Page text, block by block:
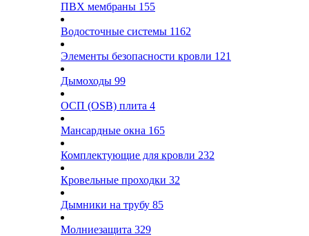
ПВХ мембраны 155
Водосточные системы 1162
Элементы безопасности кровли 121
Дымоходы 99
ОСП (OSB) плита 4
Мансардные окна 165
Комплектующие для кровли 232
Кровельные проходки 32
Дымники на трубу 85
Молниезащита 329